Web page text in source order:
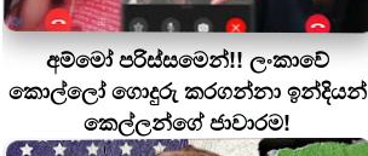
අම්මෝ පරිස්සමෙන්!! ලංකාවේ
කොල්ලෝ ගොදුරු කරගන්නා ඉන්දියන්
කෙල්ලන්ගේ ජාවාරම!